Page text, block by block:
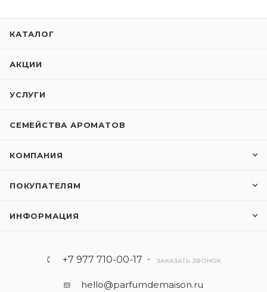
КАТАЛОГ
АКЦИИ
УСЛУГИ
СЕМЕЙСТВА АРОМАТОВ
КОМПАНИЯ
ПОКУПАТЕЛЯМ
ИНФОРМАЦИЯ
+7 977 710-00-17 ЗАКАЗАТЬ ЗВОНОК
hello@parfumdemaison.ru